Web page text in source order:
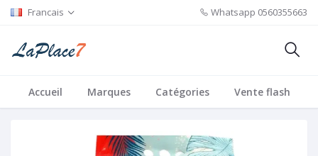
Francais Whatsapp 0560355663
Accueil Marques Catégories Vente flash